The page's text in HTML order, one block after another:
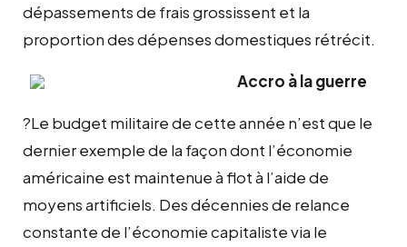
dépassements de frais grossissent et la
proportion des dépenses domestiques rétrécit.
Accro à la guerre
?Le budget militaire de cette année n’est que le
dernier exemple de la façon dont l’économie
américaine est maintenue à flot à l’aide de
moyens artificiels. Des décennies de relance
constante de l’économie capitaliste via le